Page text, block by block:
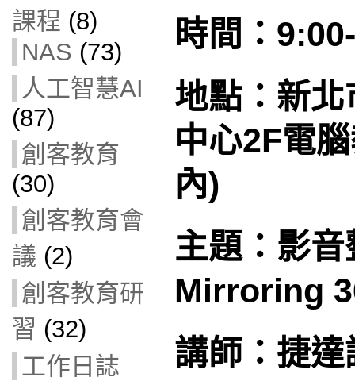
課程 (8)
NAS (73)
人工智慧AI
(87)
創客教育
(30)
創客教育會
議 (2)
創客教育研
習 (32)
工作日誌
時間：
地點：新
中心2F電
內)
主題：影
Mirroring
講師：捷達